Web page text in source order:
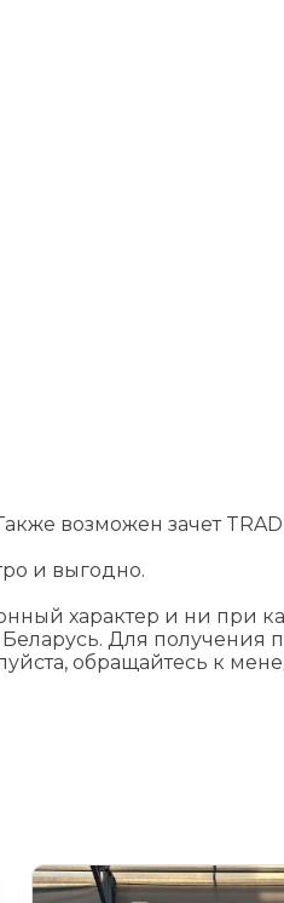
возможен зачет
и выгодно.
характер и ни при
Для
обращайтесь к